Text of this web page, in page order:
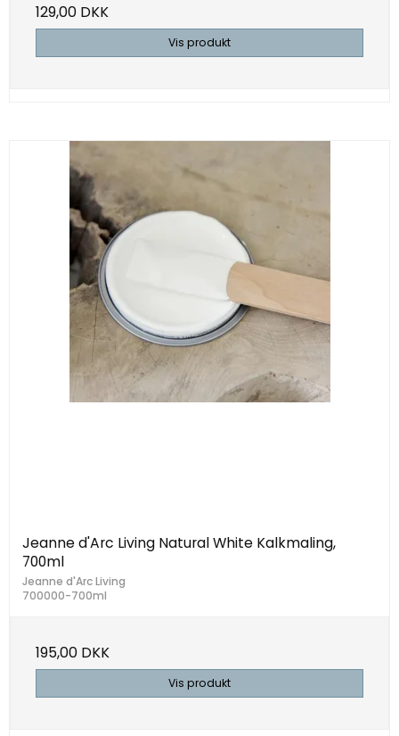
129,00 DKK
Vis produkt
Jeanne d'Arc Living Natural White Kalkmaling,
700ml
Jeanne d'Arc Living
700000-700ml
195,00 DKK
Vis produkt